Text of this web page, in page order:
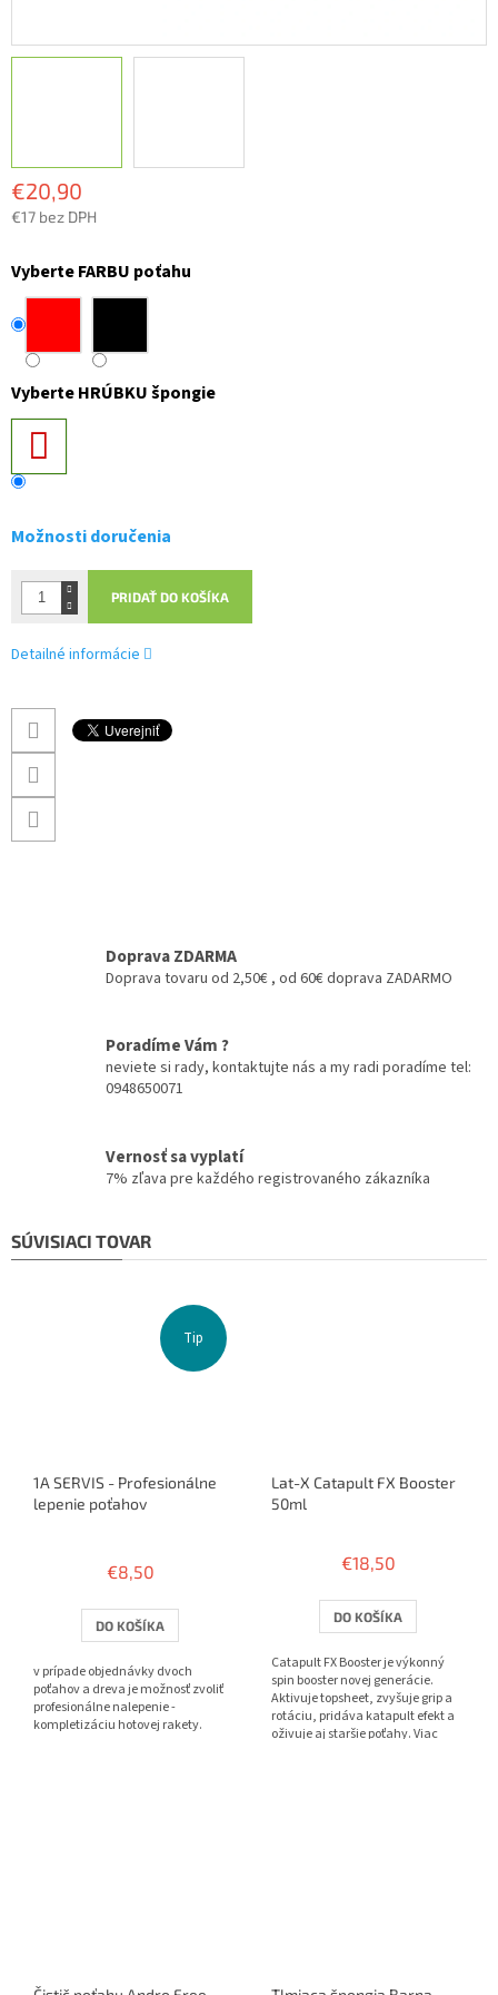
€20,90
€17 bez DPH
cena:
Vyberte FARBU poťahu
Vyberte HRÚBKU špongie
Možnosti doručenia
PRIDAŤ DO KOŠÍKA
Detailné informácie
Doprava ZDARMA
Doprava tovaru od 2,50€ , od 60€ doprava ZADARMO
Poradíme Vám ?
neviete si rady, kontaktujte nás a my radi poradíme tel:
0948650071
Vernosť sa vyplatí
7% zľava pre každého registrovaného zákazníka
SÚVISIACI TOVAR
Tip
1A SERVIS - Profesionálne
lepenie poťahov
produktu
3,8
z
hviezdičiek.
€8,50
DO KOŠÍKA
v prípade objednávky dvoch
poťahov a dreva je možnosť zvoliť
profesionálne nalepenie -
kompletizáciu hotovej rakety.
Lat-X Catapult FX Booster
50ml
€18,50
DO KOŠÍKA
Catapult FX Booster je výkonný
spin booster novej generácie.
Aktivuje topsheet, zvyšuje grip a
rotáciu, pridáva katapult efekt a
oživuje aj staršie poťahy. Viac